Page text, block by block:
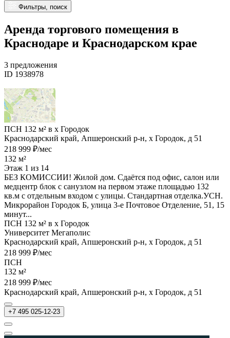
Фильтры, поиск
Аренда торгового помещения в
Краснодаре и Краснодарском крае
3 предложения
ID 1938978
ПСН 132 м² в х Городок
Краснодарский край, Апшеронский р-н, х Городок, д 51
218 999 ₽/мес
132 м²
Этаж 1 из 14
БЕЗ КОМИССИИ! Жилой дом. Сдаётся под офис, салон или
медцентр блок с санузлом на первом этаже площадью 132
кв.м с отдельным входом с улицы. Стандартная отделка.УСН.
Микрорайон Городок Б, улица 3-е Почтовое Отделение, 51, 15
минут...
ПСН 132 м² в х Городок
Университет Мегаполис
Краснодарский край, Апшеронский р-н, х Городок, д 51
218 999 ₽/мес
ПСН
132 м²
218 999 ₽/мес
Краснодарский край, Апшеронский р-н, х Городок, д 51
+7 495 025-12-23